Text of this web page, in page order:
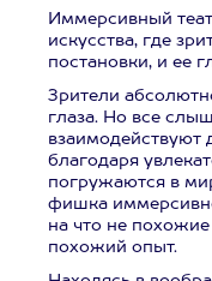
Иммерсивный
искусства, где
постановки, и ее
Зрители
глаза. Но все
взаимодействуют
благодаря
погружаются в
фишка
на что не
похожий опыт.